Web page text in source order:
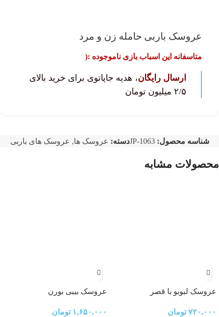
عروسک باربی حامله زن و مرد
متاسفانه این اسباب بازی ناموجوده :(
ارسال رایگان، هدیه جاپاتوی برای خرید بالای
۲/۵ میلیون تومان
شناسه محصول:JP-1063دسته: عروسک ها, عروسک های باربی
محصولات مشابه
عروسک لبوبو با قصر
۷۲۰,۰۰۰ تومان
عروسک بیبی بورن
۱,۶۵۰,۰۰۰ تومان